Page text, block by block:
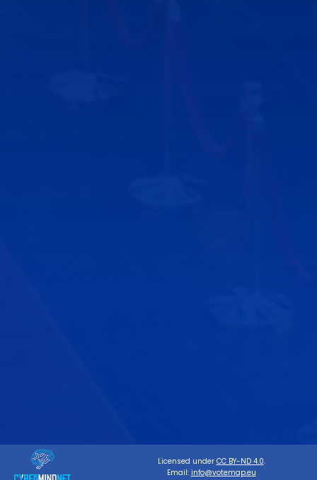
Licensed under CC BY-ND 4.0.
Email: info@votemap.eu